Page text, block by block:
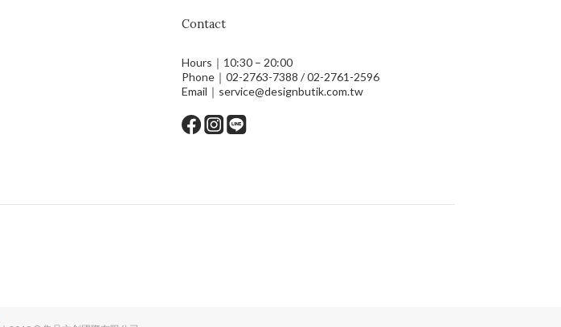
Contact
Hours｜10:30 – 20:00
Phone｜02-2763-7388 / 02-2761-2596
Email｜service@designbutik.com.tw